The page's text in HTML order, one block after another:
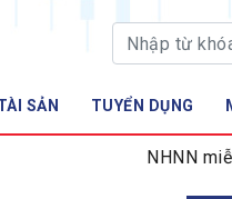
SẢN TUYỂN DỤNG
NHNN miễn